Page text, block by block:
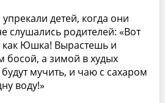
детей, когда они
слушались родителей: «Вот
как Юшка! Вырастешь и
босой, а зимой в худых
мучить, и чаю с сахаром
воду!»